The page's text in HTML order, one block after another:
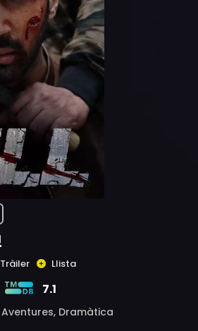
Tràiler Llista
7.1
Aventures, Dramàtica